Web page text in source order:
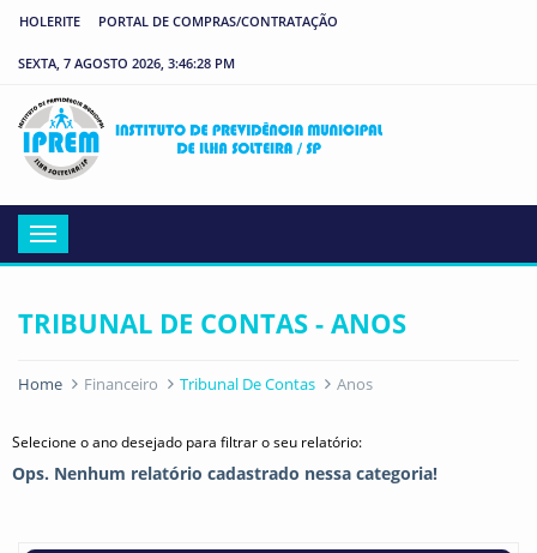
HOLERITE PORTAL DE COMPRAS/CONTRATAÇÃO
SEXTA, 7 AGOSTO 2026, 3:46:28 PM
Menu
TRIBUNAL DE CONTAS - ANOS
Home Financeiro Tribunal De Contas Anos
Selecione o ano desejado para filtrar o seu relatório:
Ops. Nenhum relatório cadastrado nessa categoria!